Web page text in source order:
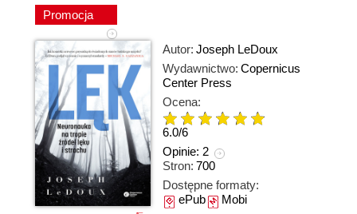
Promocja
Autor: Joseph LeDoux
Wydawnictwo: Copernicus
Center Press
Ocena:
6.0/6
Opinie: 2
Stron: 700
Dostępne formaty:
ePubMobi